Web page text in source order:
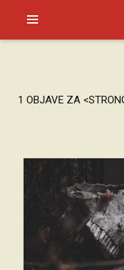
1 OBJAVE ZA